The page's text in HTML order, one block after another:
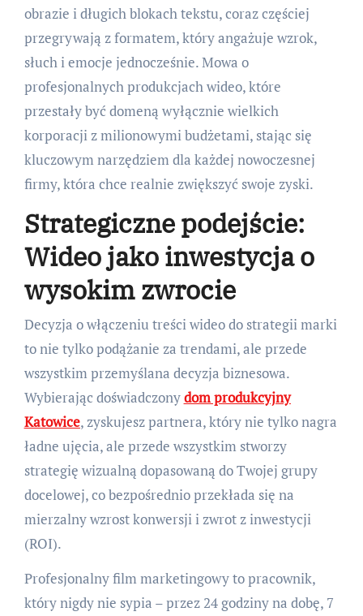
obrazie i długich blokach tekstu, coraz częściej
przegrywają z formatem, który angażuje wzrok,
słuch i emocje jednocześnie. Mowa o
profesjonalnych produkcjach wideo, które
przestały być domeną wyłącznie wielkich
korporacji z milionowymi budżetami, stając się
kluczowym narzędziem dla każdej nowoczesnej
firmy, która chce realnie zwiększyć swoje zyski.
Strategiczne podejście:
Wideo jako inwestycja o
wysokim zwrocie
Decyzja o włączeniu treści wideo do strategii marki
to nie tylko podążanie za trendami, ale przede
wszystkim przemyślana decyzja biznesowa.
Wybierając doświadczonydom produkcyjny
Katowice, zyskujesz partnera, który nie tylko nagra
ładne ujęcia, ale przede wszystkim stworzy
strategię wizualną dopasowaną do Twojej grupy
docelowej, co bezpośrednio przekłada się na
mierzalny wzrost konwersji i zwrot z inwestycji
(ROI).
Profesjonalny film marketingowy to pracownik,
który nigdy nie sypia – przez 24 godziny na dobę, 7